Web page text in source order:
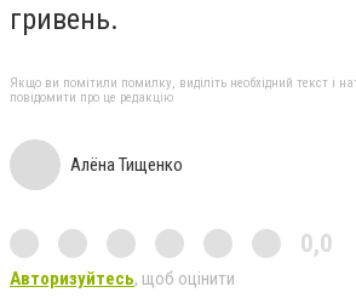
гривень.
Якщо ви помітили помилку, виділіть необхідний текст і
повідомити про це редакцію
Алёна Тищенко
0,0
Авторизуйтесь, щоб оцінити